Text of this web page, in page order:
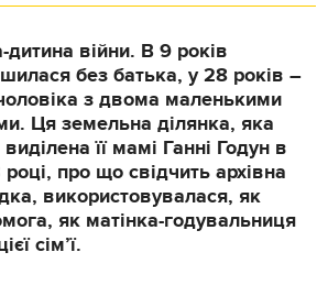
дитина війни. В 9 років
без батька, у 28 років –
з двома маленькими
Ця земельна ділянка, яка
її мамі Ганні Годун в
про що свідчить архівна
використовувалася, як
як матінка-годувальниця
сім’ї.